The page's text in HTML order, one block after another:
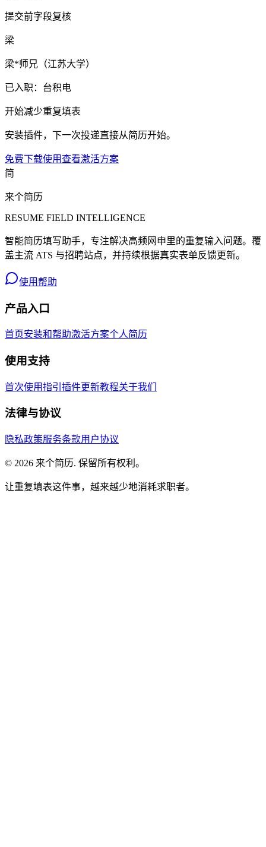
提交前字段复核
梁
梁*师兄（江苏大学）
已入职：台积电
开始减少重复填表
安装插件，下一次投递直接从简历开始。
免费下载使用查看激活方案
简
来个简历
RESUME FIELD INTELLIGENCE
智能简历填写助手，专注解决高频网申里的重复输入问题。覆
盖主流 ATS 与招聘站点，并持续根据真实表单反馈更新。
使用帮助
产品入口
首页安装和帮助激活方案个人简历
使用支持
首次使用指引 插件更新教程关于我们
法律与协议
隐私政策服务条款用户协议
© 2026 来个简历. 保留所有权利。
让重复填表这件事，越来越少地消耗求职者。